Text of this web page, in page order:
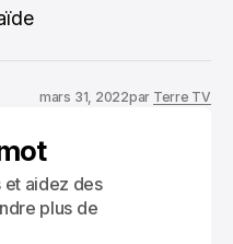
mars 31, 2022par Terre TV
et aidez des
plus de